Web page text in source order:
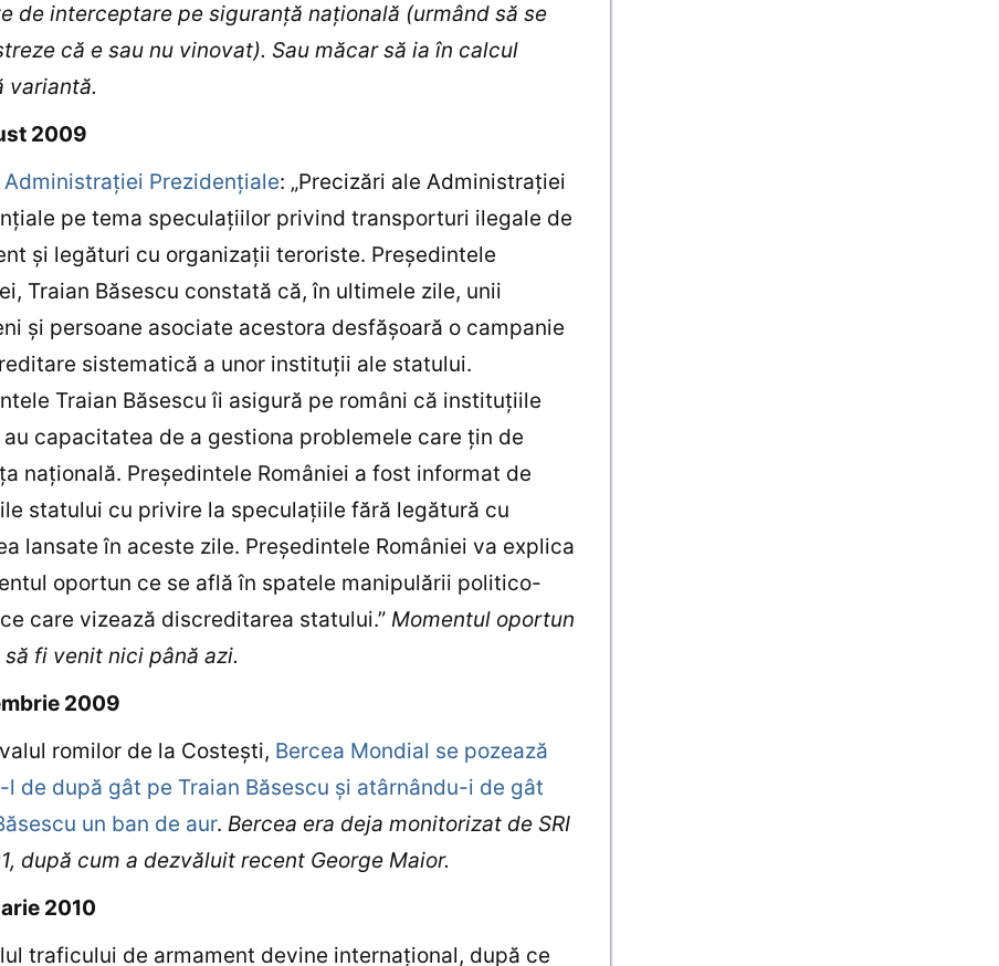
de interceptare pe siguranţă naţională (urmând să se
că e sau nu vinovat). Sau măcar să ia în calcul
variantă.
2009
Administraţiei Prezidenţiale: „Precizări ale Administraţiei
pe tema speculaţiilor privind transporturi ilegale de
şi legături cu organizaţii teroriste. Preşedintele
Traian Băsescu constată că, în ultimele zile, unii
şi persoane asociate acestora desfăşoară o campanie
sistematică a unor instituţii ale statului.
Traian Băsescu îi asigură pe români că instituţiile
capacitatea de a gestiona problemele care ţin de
naţională. Preşedintele României a fost informat de
statului cu privire la speculaţiile fără legătură cu
lansate în aceste zile. Preşedintele României va explica
oportun ce se află în spatele manipulării politico-
care vizează discreditarea statului.” Momentul oportun
să fi venit nici până azi.
2009
romilor de la Costeşti, Bercea Mondial se pozează
l de după gât pe Traian Băsescu şi atârnându-i de gât
un ban de aur. Bercea era deja monitorizat de SRI
după cum a dezvăluit recent George Maior.
2010
traficului de armament devine internaţional, după ce